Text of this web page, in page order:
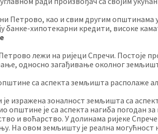
Петрово, као и свим другим општинама
банке-хипотекарни кредити, високе
лежи на ријеци Спречи. Постоје
односно загађивање околног
са аспекта земљишта располаже
изражена зоналност земљишта са
општине је са аспекта нагиба погодан
и воћарство. У долинама ријеке
На овом земљишту је реална